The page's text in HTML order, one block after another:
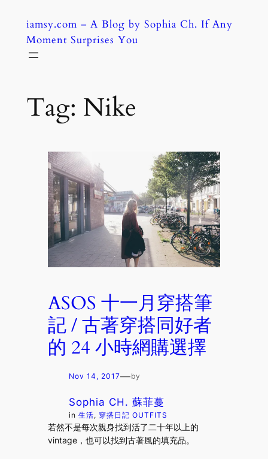
content
iamsy.com – A Blog by Sophia Ch. If Any
Moment Surprises You
Tag: Nike
ASOS 十一月穿搭筆
記 / 古著穿搭同好者
的 24 小時網購選擇
Nov 14, 2017—by
Sophia CH. 蘇菲蔓
in生活, 穿搭日記 OUTFITS
若然不是每次親身找到活了二十年以上的
vintage，也可以找到古著風的填充品。